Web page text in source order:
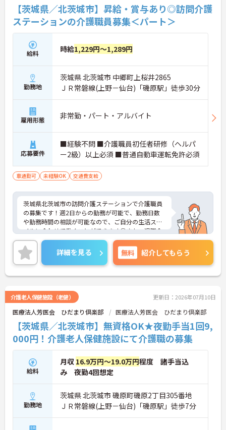
利用者の暮らしに寄り添う介護を実践しながら、着
実に知識や経験を積みたい方に検討しやすい求人で
す♪
《おすすめポイント》
★未経験から介護の専門性を身につけられる成長環
境です
・未経験者の応募に対応しており介護分野への挑戦
が可能です
・介護職員初任者研修の取得支援制度があります
★生活基盤を整えながら長く勤務しやすい制度が整
っています
・住宅手当の支給があります
・扶養手当や資格手当など各種手当が設けられてい
ます
・退職金制度があり長期的なキャリア形成を目指せ
ます
・少人数での生活環境の中で支援を行っています
・利用者一人ひとりの状況に応じた介護を提供して
います
・日常生活を通じた自立支援に取り組んでいます
★仕事とライフイベントの両立を支える制度があり
ます
・『年間休日108日』を確保しています
・育児休業制度が整備されています
・介護休業制度が整備されています
えしますので、お気軽にご連絡ください！
【茨城県／北茨城市】昇給・賞与あり◎訪問介護
ステーションの介護職員募集＜パート＞
給料 時給1,229円～1,289円
勤務地
茨城県 北茨城市 中郷町上桜井2865
ＪＲ常磐線(上野－仙台)「磯原駅」徒歩30分
雇用形態 非常勤・パート・アルバイト
応募要件
■経験不問 ■介護職員初任者研修（ヘルパ
ー2級）以上必須 ■普通自動車運転免許必須
車通勤可 未経験OK 交通費支給
茨城県北茨城市の訪問介護ステーションで介護職員
の募集です！週2日からの勤務が可能で、勤務日数
や勤務時間の相談が可能なので、ご自分の生活スタ
イルに合わせて働くことができます◎また、退職金
制度があるので、安心して長く働きやすい環境が整
っています♪ご興味のある方は面接ポイントをお伝
えしますので、お気軽にご連絡ください。
詳細を見る 無料 紹介してもらう
介護老人保健施設（老健） 更新日：2026年07月10日
医療法人芳医会 ひだまり倶楽部 医療法人芳医会 ひだまり倶楽部
【茨城県／北茨城市】無資格OK★夜勤手当1回9,
000円！介護老人保健施設にて介護職の募集
給料
月収 16.9万円～19.0万円程度 諸手当込
み 夜勤4回想定
勤務地
茨城県 北茨城市 磯原町磯原2丁目305番地
ＪＲ常磐線(上野－仙台)「磯原駅」徒歩7分